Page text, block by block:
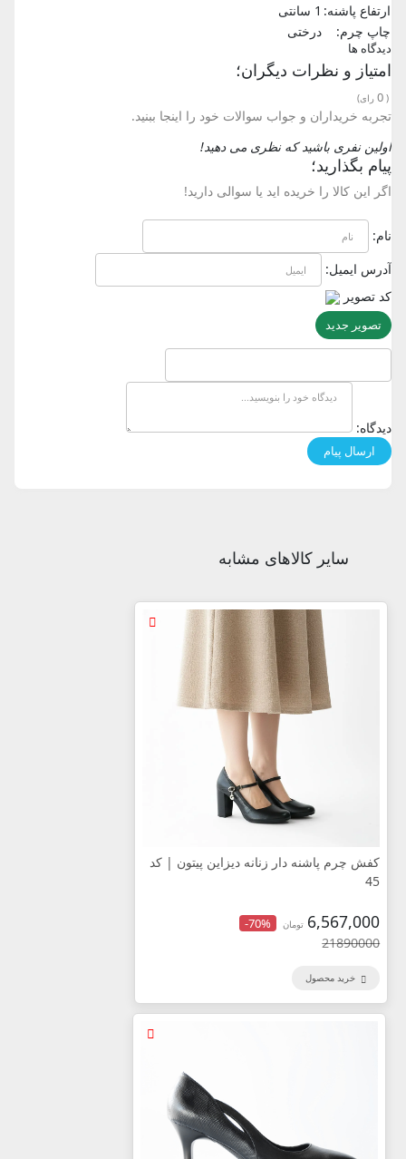
ارتفاع پاشنه: 1 سانتی
چاپ چرم:
درختی
دیدگاه ها
امتیاز و نظرات دیگران؛
(
0 رای)
تجربه خریداران و جواب سوالات خود را اینجا ببنید.
اولین نفری باشید که نظری می دهید!
پیام بگذارید؛
اگر این کالا را خریده اید یا سوالی دارید!
نام:
آدرس ایمیل:
کد تصویر
تصویر جدید
دیدگاه:
سایر کالاهای مشابه
کفش چرم پاشنه دار زنانه دیزاین پیتون | کد
45
6,567,000 تومان -70%
21890000
خرید محصول